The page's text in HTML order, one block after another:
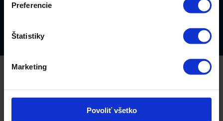
Preferencie
Štatistiky
Marketing
Povoliť všetko